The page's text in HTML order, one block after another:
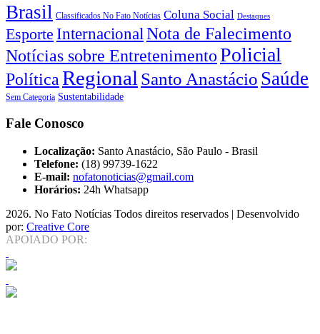
Brasil Classificados No Fato Notícias Coluna Social Destaques
Esporte Internacional Nota de Falecimento
Notícias sobre EntretenimentoPolicial
Política Regional Santo Anastácio Saúde
Sem Categoria Sustentabilidade
Fale Conosco
Localização: Santo Anastácio, São Paulo - Brasil
Telefone: (18) 99739-1622
E-mail: nofatonoticias@gmail.com
Horários: 24h Whatsapp
2026. No Fato Notícias Todos direitos reservados | Desenvolvido
por: Creative Core
APOIADO POR: